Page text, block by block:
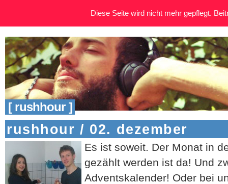
[ rushhour ]
rushhour / 02. dezember
Es ist soweit. Der Monat in
gezählt werden ist da! Und
Adventskalender! Oder bei
Diese Seite wird nicht mehr gepflegt.